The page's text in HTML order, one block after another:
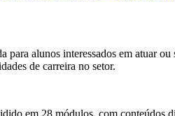
alunos interessados em atuar
de carreira no setor.
em 28 módulos, com conteúdos